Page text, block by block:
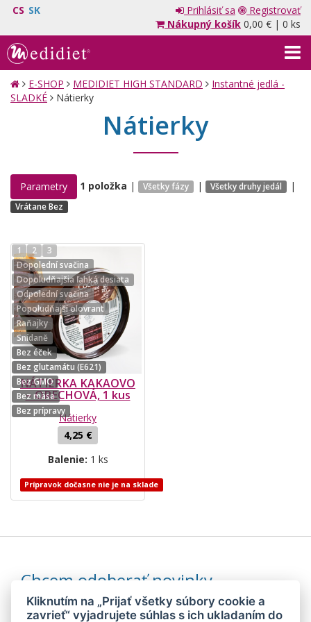
CS SK Prihlásiť sa
Registrovať
Nákupný košík 0,00 €| 0 ks
E-SHOP MEDIDIET HIGH STANDARD
Instantné jedlá -
SLADKÉ
Nátierky
Nátierky
Parametry 1 položka | Všetky fázy | Všetky druhy jedál |
Vrátane Bez
1 2
3
Dopolední svačina
Dopoludňajšia ľahká desiata
Odpolední svačina
Popoludňajší olovrant
Raňajky
Snídaně
Bez éček
Bez glutamátu (E621)
Bez GMO
Bez mäsa
Bez prípravy
NÁTIERKA KAKAOVO
– ORECHOVÁ, 1 kus
Nátierky
4,25 €
Balenie: 1 ks
Prípravok dočasne nie je na sklade
Chcem odoberať novinky
Kliknutím na „Prijať všetky súbory cookie a
zavrieť“ vyjadrujete súhlas s ich ukladaním do